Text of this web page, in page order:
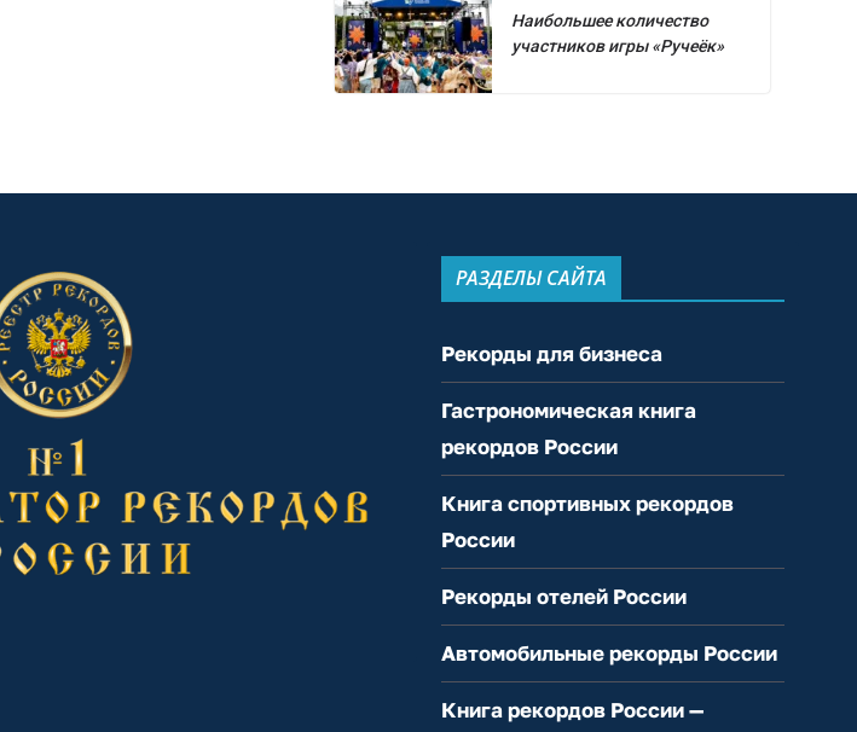
Наибольшее количество
участников игры «Ручеёк»
РАЗДЕЛЫ САЙТА
Рекорды для бизнеса
Гастрономическая книга
рекордов России
Книга спортивных рекордов
России
Рекорды отелей России
Автомобильные рекорды России
Книга рекордов России —